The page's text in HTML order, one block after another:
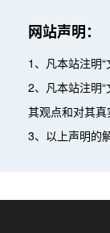
网站声明：
1、凡本站注明
2、凡本站注明
其观点和对其
3、以上声明的